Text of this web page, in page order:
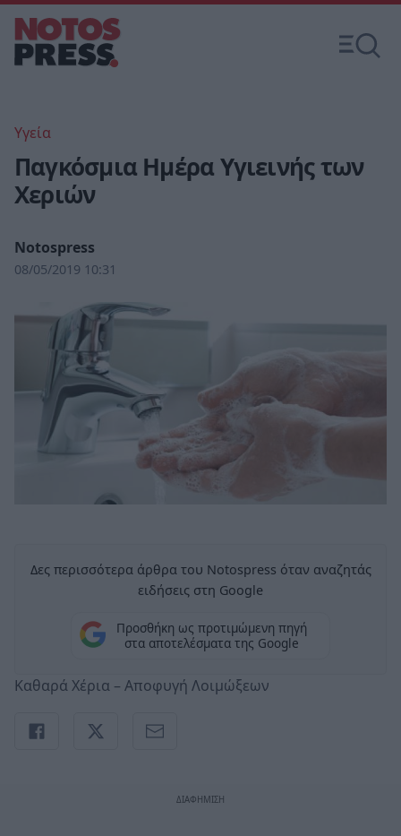
Υγεία
Παγκόσμια Ημέρα Υγιεινής των
Χεριών
Notospress
08/05/2019 10:31
Δες περισσότερα άρθρα του Notospress όταν αναζητάς
ειδήσεις στη Google
Προσθήκη ως προτιμώμενη πηγή
στα αποτελέσματα της Google
Καθαρά Χέρια – Αποφυγή Λοιμώξεων